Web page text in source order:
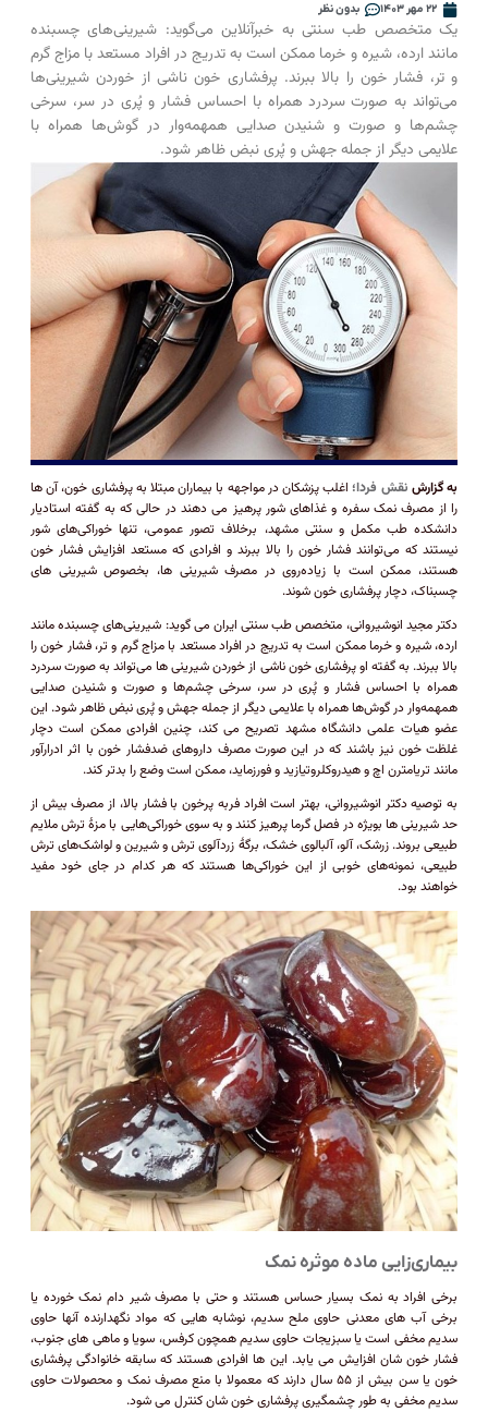
۲۲ مهر ۱۴۰۳ بدون نظر
یک متخصص طب سنتی به خبرآنلاین می‌گوید: شیرینی‌های چسبنده
مانند ارده، شیره و خرما ممکن است به تدریج در افراد مستعد با مزاج گرم
و تر، فشار خون را بالا ببرند. پرفشاری خون ناشی از خوردن شیرینی‌ها
می‌تواند به صورت سردرد همراه با احساس فشار و پُری در سر، سرخی
چشم‌ها و صورت و شنیدن صدایی همهمه‌وار در گوش‌ها همراه با
علایمی دیگر از جمله جهش و پُری نبض ظاهر شود.
به گزارش نقش فردا؛اغلب پزشکان در مواجهه با بیماران مبتلا به پرفشاری خون، آن ها
را از مصرف نمک سفره و غذاهای شور پرهیز می دهند در حالی که به گفته استادیار
دانشکده طب مکمل و سنتی مشهد، برخلاف تصور عمومی، تنها خوراکی‌های شور
نیستند که می‌توانند فشار خون را بالا ببرند و افرادی که مستعد افزایش فشار خون
هستند، ممکن است با زیاده‌روی در مصرف شیرینی ها، بخصوص شیرینی های
چسبناک، دچار پرفشاری خون شوند.
دکتر مجید انوشیروانی، متخصص طب سنتی ایران می گوید: شیرینی‌های چسبنده مانند
ارده، شیره و خرما ممکن است به تدریج در افراد مستعد با مزاج گرم و تر، فشار خون را
بالا ببرند. به گفته او پرفشاری خون ناشی از خوردن شیرینی ها می‌تواند به صورت سردرد
همراه با احساس فشار و پُری در سر، سرخی چشم‌ها و صورت و شنیدن صدایی
همهمه‌وار در گوش‌ها همراه با علایمی دیگر از جمله جهش و پُری نبض ظاهر شود. این
عضو هیات علمی دانشگاه مشهد تصریح می کند، چنین افرادی ممکن است دچار
غلظت خون نیز باشند که در این ‌صورت مصرف داروهای ضدفشار خون با اثر ادرارآور
مانند تریامترن اچ و هیدروکلروتیازید و فورزماید، ممکن است وضع را بدتر کند.
به توصیه دکتر انوشیروانی، بهتر است افراد فربه پرخون با فشار بالا، از مصرف بیش ‌از
حد شیرینی ها بویژه در فصل گرما پرهیز کنند و به سوی خوراکی‌هایی با مزۀ ترش ملایم
طبیعی بروند. زرشک، آلو، آلبالوی خشک، برگۀ زردآلوی ترش و شیرین و لواشک‌های ترش
طبیعی، نمونه‌های خوبی از این خوراکی‌ها هستند که هر کدام در جای خود مفید
خواهند بود.
بیماری‌زایی ماده موثره نمک
برخی افراد به نمک بسیار حساس هستند و حتی با مصرف شیر دام نمک خورده یا
برخی آب های معدنی حاوی ملح سدیم، نوشابه هایی که مواد نگهدارنده آنها حاوی
سدیم مخفی است یا سبزیجات حاوی سدیم همچون کرفس، سویا و ماهی های جنوب،
فشار خون شان افزایش می یابد. این ها افرادی هستند که سابقه خانوادگی پرفشاری
خون یا سن بیش از ۵۵ سال دارند که معمولا با منع مصرف نمک و محصولات حاوی
سدیم مخفی به طور چشمگیری پرفشاری خون شان کنترل می شود.